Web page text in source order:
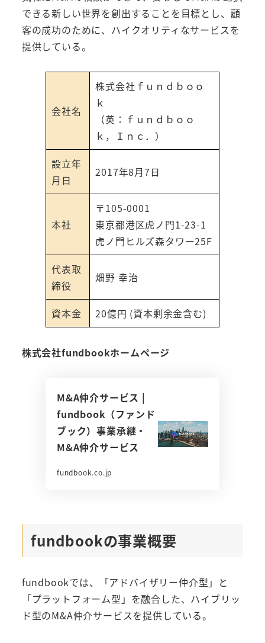
できる新しい世界を創出することを目標とし、顧
客の成功のために、ハイクオリティなサービスを
提供している。
会社名
株式会社ｆｕｎｄｂｏｏ
ｋ
（英：ｆｕｎｄｂｏｏ
ｋ，Ｉｎｃ．）
設立年
月日
2017年8月7日
本社
〒105-0001
東京都港区虎ノ門1-23-1
虎ノ門ヒルズ森タワー25F
代表取
締役
畑野 幸治
資本金 20億円 (資本剰余金含む)
株式会社fundbookホームページ
M&A仲介サービス |
fundbook（ファンド
ブック）事業承継・
M&A仲介サービス
fundbook.co.jp
fundbookの事業概要
fundbookでは、「アドバイザリー仲介型」と
「プラットフォーム型」を融合した、ハイブリッ
ド型のM&A仲介サービスを提供している。